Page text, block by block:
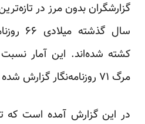
گزارشگران بدون مرز در
سال
کشته شده‌اند. این آمار
مرگ ۷۱ روزنامه‌نگار گزارش شده بود، کاهش داشته است.
در این گزارش آمده است که